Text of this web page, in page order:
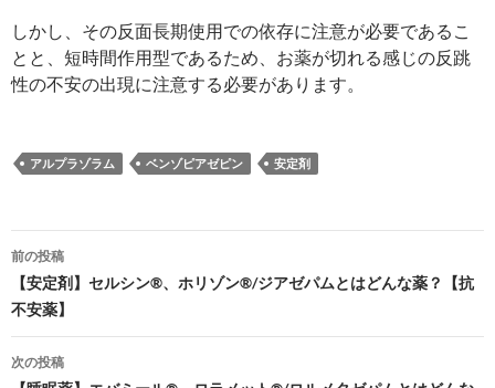
しかし、その反面長期使用での依存に注意が必要であるこ
とと、短時間作用型であるため、お薬が切れる感じの反跳
性の不安の出現に注意する必要があります。
アルプラゾラム ベンゾピアゼピン 安定剤
投
稿
ナ
ビ
前の投稿
【安定剤】セルシン®、ホリゾン®/ジアゼパムとはどんな薬？【抗
不安薬】
次の投稿